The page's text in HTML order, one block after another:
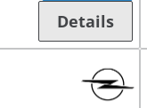
Details